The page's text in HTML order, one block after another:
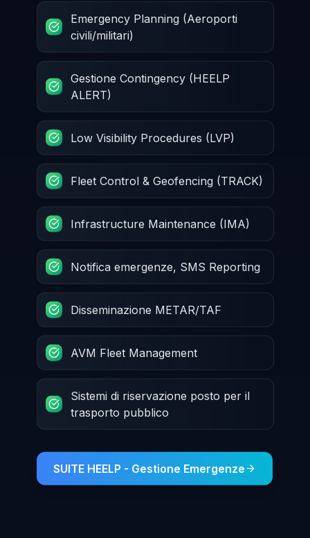
Emergency Planning (Aeroporti
civili/militari)
Gestione Contingency (HEELP
ALERT)
Low Visibility Procedures (LVP)
Fleet Control & Geofencing (TRACK)
Infrastructure Maintenance (IMA)
Notifica emergenze, SMS Reporting
Disseminazione METAR/TAF
AVM Fleet Management
Sistemi di riservazione posto per il
trasporto pubblico
SUITE HEELP - Gestione Emergenze